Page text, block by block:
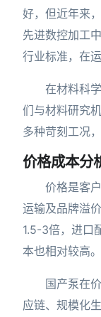
好，但近年来
先进数控加工
行业标准，在
在材料科
们与材料研究
多种苛刻工况
价格成本分
价格是客
运输及品牌溢
1.5-3倍，进口
本也相对较高。
国产泵在
应链、规模化